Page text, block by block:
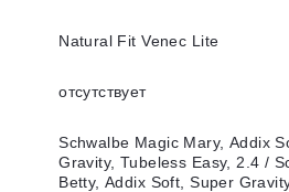
Natural Fit Venec Lite
отсутствует
Schwalbe Magic Mary, Addix
Gravity, Tubeless Easy, 2.4 /
Betty, Addix Soft, Super